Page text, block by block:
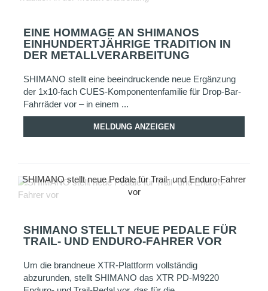
EINE HOMMAGE AN SHIMANOS
EINHUNDERTJÄHRIGE TRADITION IN
DER METALLVERARBEITUNG
SHIMANO stellt eine beeindruckende neue Ergänzung
der 1x10-fach CUES-Komponentenfamilie für Drop-Bar-
Fahrräder vor – in einem ...
MELDUNG ANZEIGEN
SHIMANO stellt neue Pedale für Trail- und Enduro-Fahrer
vor
SHIMANO STELLT NEUE PEDALE FÜR
TRAIL- UND ENDURO-FAHRER VOR
Um die brandneue XTR-Plattform vollständig
abzurunden, stellt SHIMANO das XTR PD-M9220